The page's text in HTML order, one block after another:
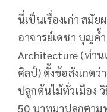
นี่เป็นเรื่องเก่า สมั
อาจารย์เดชา บุญค้
Architecture (ท่า
ศิลป์) ตั้งข้อสังเกตว่
ปลูกต้นไม้ทั่วเมือง
50 บาทมาปลูกตาม